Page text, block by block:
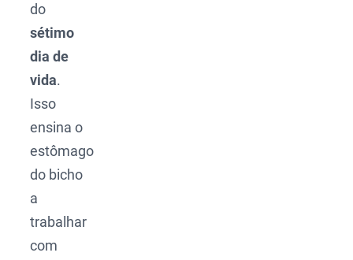
do
sétimo
dia de
vida.
Isso
ensina o
estômago
do bicho
a
trabalhar
com